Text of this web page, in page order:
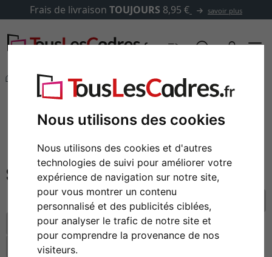
Nous utilisons des cookies
Nous utilisons des cookies et d'autres
technologies de suivi pour améliorer votre
expérience de navigation sur notre site,
pour vous montrer un contenu
personnalisé et des publicités ciblées,
pour analyser le trafic de notre site et
pour comprendre la provenance de nos
visiteurs.
Frais de livraison TOUJOURS 8,95 € savoir plus
Marques
Deknudt
filtre: type de cadre: cadre pour photos, matériau:
Deknudt
Cadres photo de la marque Deknudt
réinitialiser tous les filtres
type de cadre: cadre pour photos
matériau: verre